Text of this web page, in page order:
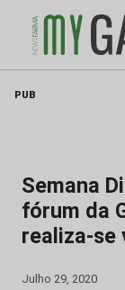
PUB
Semana
fórum da
realiza-se
Julho 29, 2020